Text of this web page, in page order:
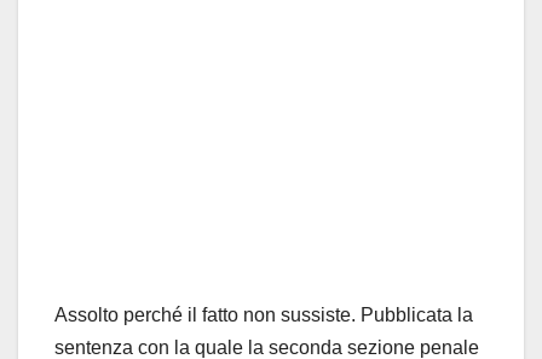
Assolto perché il fatto non sussiste. Pubblicata la
sentenza con la quale la seconda sezione penale